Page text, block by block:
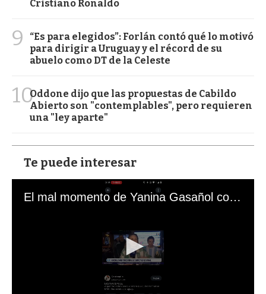
Cristiano Ronaldo
9
“Es para elegidos”: Forlán contó qué lo motivó
para dirigir a Uruguay y el récord de su
abuelo como DT de la Celeste
10Oddone dijo que las propuestas de Cabildo
Abierto son "contemplables", pero requieren
una "ley aparte"
Te puede interesar
El mal momento de Yanina Gasañol con un hincha argentino en "Subrayado"